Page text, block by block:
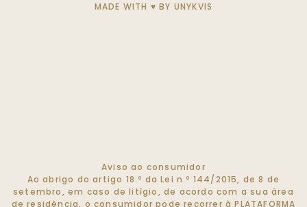
MADE WITH ♥ BY UNYKVIS
Aviso ao consumidor
Ao abrigo do artigo 18.º da Lei n.º 144/2015, de 8 de
setembro, em caso de litígio, de acordo com a sua área
de residência, o consumidor pode recorrer à PLATAFORMA